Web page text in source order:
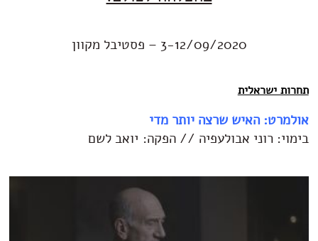
3-12/09/2020 – פסטיבל מקוון
תחרות ישראלית
אולמרט: האיש שרצה יותר מדי
בימוי: רוני אבולעפיה // הפקה: יואב לשם